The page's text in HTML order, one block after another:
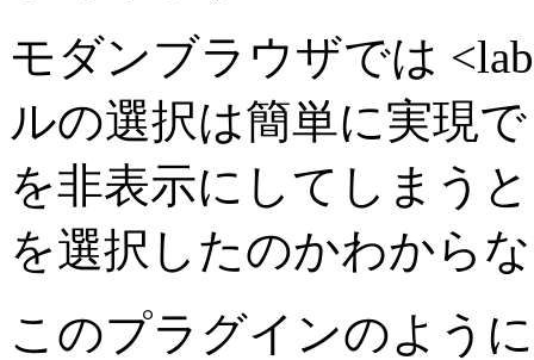
モダンブラウザでは
ルの選択は簡単に実現
を非表示にしてしまう
を選択したのかわから
このプラグインのよう